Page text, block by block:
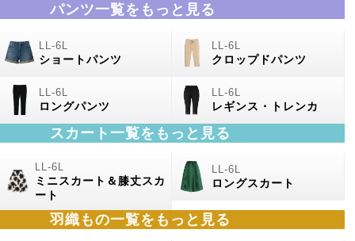
パンツ一覧をもっと見る
ショートパンツ クロップドパンツ
ロングパンツ レギンス・トレンカ
スカート一覧をもっと見る
ミニスカート＆膝丈スカ
ート
ロングスカート
羽織もの一覧をもっと見る